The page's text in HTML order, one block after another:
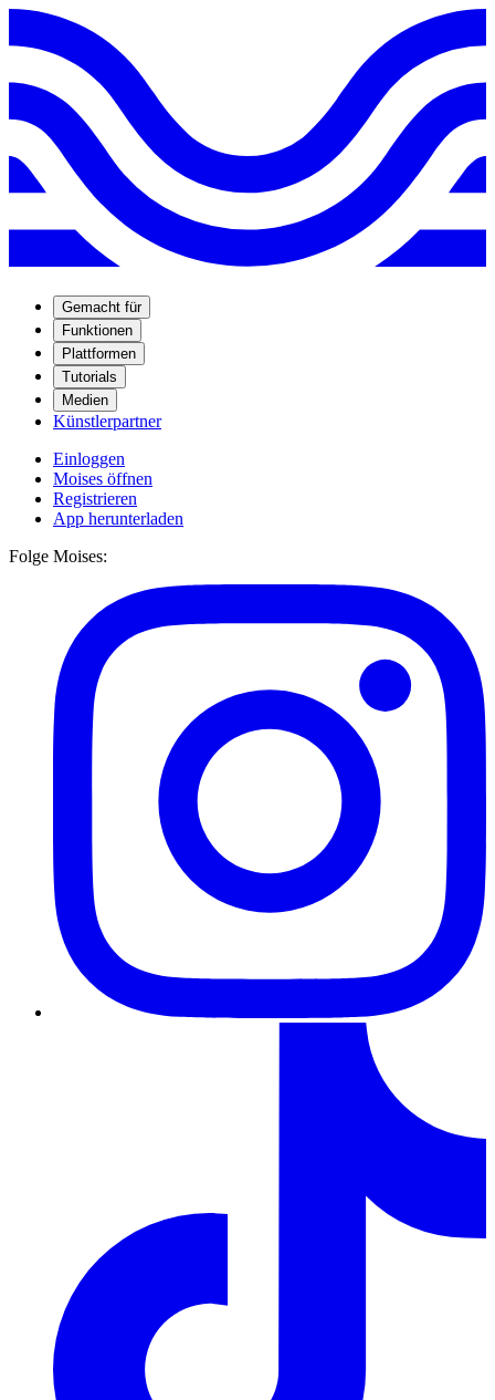
Gemacht für
Funktionen
Plattformen
Tutorials
Medien
Künstlerpartner
Einloggen
Moises öffnen
Registrieren
App herunterladen
Folge Moises: